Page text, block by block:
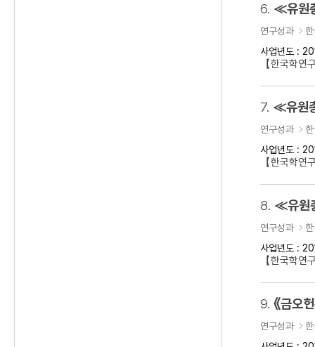
6. ≪유원
연구성과
사업년도 :
【한국
7. ≪유원
연구성과
사업년도 :
【한국
8. ≪유원
연구성과
사업년도 :
【한국
9. 《금오
연구성과